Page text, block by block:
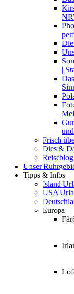
Die
|
Frisch
Dies &
Unser
Tipps & Infos
Island
USA
Europa